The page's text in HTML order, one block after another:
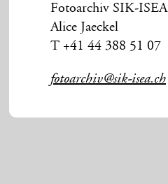
Fotoarchiv SIK-ISEA
Alice Jaeckel
T +41 44 388 51 07
fotoarchiv@sik-isea.ch